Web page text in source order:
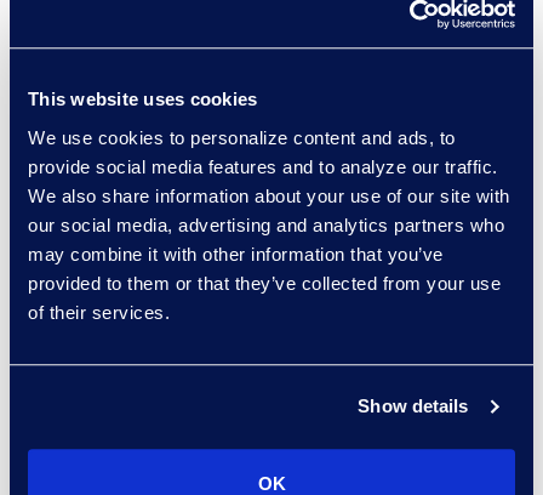
This website uses cookies
We use cookies to personalize content and ads, to
provide social media features and to analyze our traffic.
We also share information about your use of our site with
our social media, advertising and analytics partners who
may combine it with other information that you’ve
provided to them or that they’ve collected from your use
of their services.
Show details
OK
器のアップグレードによるエ
ネルギー消費の削減
（例：炭素ニュートラルな航
空旅行、テレコンファレン
ス、ビデオコンファレンス、
柔軟なワーク戦略）
ITインフラのエネルギー消費
削減に向けた措置
廃棄物、トナーカートリッジ/
インクカートリッジ、IT機